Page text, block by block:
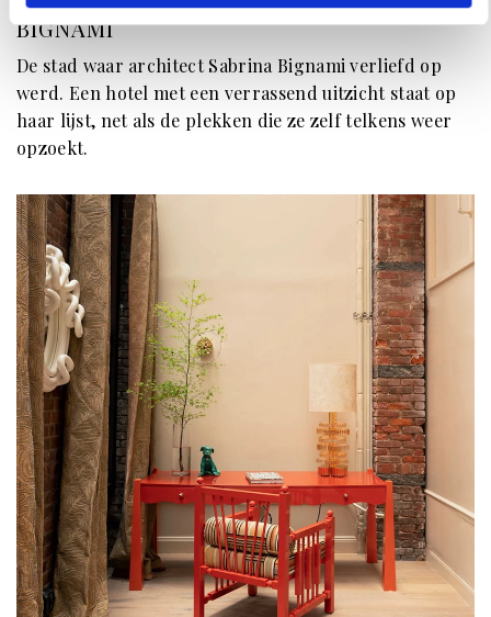
BIGNAMI
De stad waar architect Sabrina Bignami verliefd op
werd. Een hotel met een verrassend uitzicht staat op
haar lijst, net als de plekken die ze zelf telkens weer
opzoekt.